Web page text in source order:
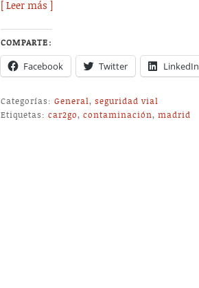
[ Leer más ]
COMPARTE:
Facebook Twitter LinkedIn
Categorías: General, seguridad vial
Etiquetas: car2go, contaminación, madrid